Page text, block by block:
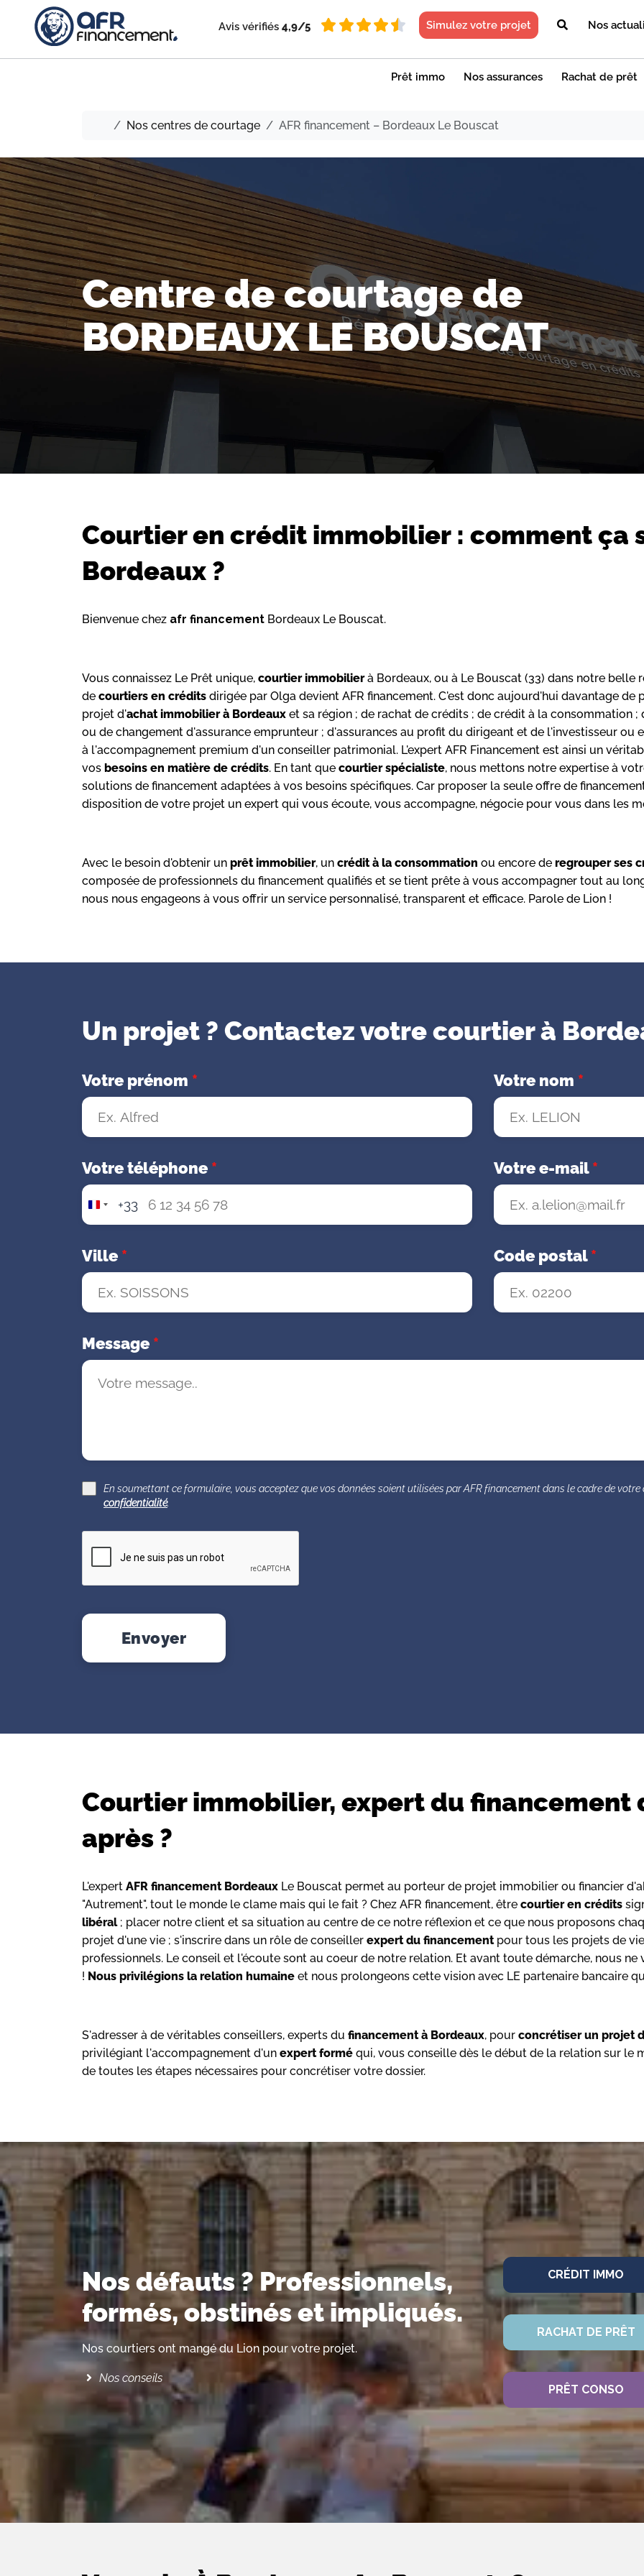
Avis vérifiés 4,9/5 Simulez votre projet Nos
Prêt immo Nos assurances Rachat de prêt
Nos centres de courtage AFR financement – Bordeaux Le Bouscat
Centre de courtage de
BORDEAUX LE BOUSCAT
Courtier en crédit immobilier : comment ça
Bordeaux ?
Bienvenue chez afr financement Bordeaux Le Bouscat.
Vous connaissez Le Prêt unique, courtier immobilierà Bordeaux, ou à Le Bouscat (33) dans notre belle
de courtiers en crédits dirigée par Olga devient AFR financement. C'est donc aujourd'hui davantage
projet d'achat immobilier à Bordeaux et sa région ; de rachat de crédits ; de crédit à la consommation
ou de changement d'assurance emprunteur ; d'assurances au profit du dirigeant et de l'investisseur ou
à l'accompagnement premium d'un conseiller patrimonial. L'expert AFR Financement est ainsi un
vos besoins en matière de crédits. En tant que courtier spécialiste, nous mettons notre expertise à
solutions de financement adaptées à vos besoins spécifiques. Car proposer la seule offre de
disposition de votre projet un expert qui vous écoute, vous accompagne, négocie pour vous dans les
Avec le besoin d'obtenir un prêt immobilier, un crédit à la consommation ou encore de regrouper ses
composée de professionnels du financement qualifiés et se tient prête à vous accompagner tout au
nous nous engageons à vous offrir un service personnalisé, transparent et efficace. Parole de Lion !
Un projet ? Contactez votre courtier à
Votre prénom * Votre nom *
Votre téléphone *
F
r
n
e
+
3
3
+33
Votre e-mail*
Ville * Code postal*
Message *
En soumettant ce formulaire, vous acceptez que vos données soient utilisées par AFR financement dans le cadre de
confidentialité.
Envoyer
Courtier immobilier, expert du financement
après ?
L'expert AFR financement Bordeaux Le Bouscat permet au porteur de projet immobilier ou financier
"Autrement", tout le monde le clame mais qui le fait ? Chez AFR financement, être courtier en crédits
libéral; placer notre client et sa situation au centre de ce notre réflexion et ce que nous proposons
projet d'une vie ; s'inscrire dans un rôle de conseiller expert du financementpour tous les projets de
professionnels. Le conseil et l'écoute sont au coeur de notre relation. Et avant toute démarche, nous ne
! Nous privilégions la relation humaine et nous prolongeons cette vision avec LE partenaire bancaire
S'adresser à de véritables conseillers, experts du financement à Bordeaux, pour concrétiser un projet
privilégiant l'accompagnement d'un expert formé qui, vous conseille dès le début de la relation sur le
de toutes les étapes nécessaires pour concrétiser votre dossier.
Nos défauts ? Professionnels,
formés, obstinés et impliqués.
Nos courtiers ont mangé du Lion pour votre projet.
Nos conseils
CRÉDIT IMMO
RACHAT DE PRÊT
PRÊT CONSO